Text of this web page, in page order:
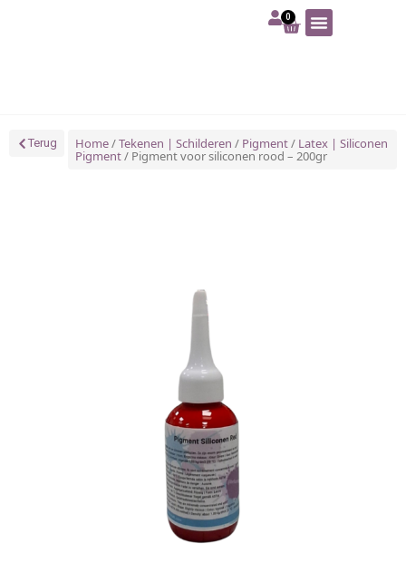
0
Terug Home/Tekenen | Schilderen / Pigment/ Latex | Siliconen
Pigment/ Pigment voor siliconen rood – 200gr